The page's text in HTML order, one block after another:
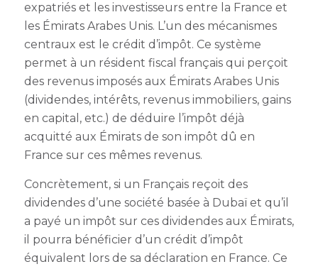
expatriés et les investisseurs entre la France et
les Émirats Arabes Unis. L’un des mécanismes
centraux est le crédit d’impôt. Ce système
permet à un résident fiscal français qui perçoit
des revenus imposés aux Émirats Arabes Unis
(dividendes, intérêts, revenus immobiliers, gains
en capital, etc.) de déduire l’impôt déjà
acquitté aux Émirats de son impôt dû en
France sur ces mêmes revenus.
Concrètement, si un Français reçoit des
dividendes d’une société basée à Dubaï et qu’il
a payé un impôt sur ces dividendes aux Émirats,
il pourra bénéficier d’un crédit d’impôt
équivalent lors de sa déclaration en France. Ce